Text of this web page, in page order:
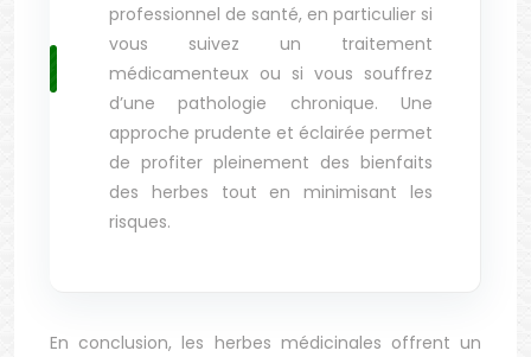
professionnel de santé, en particulier si
vous suivez un traitement
médicamenteux ou si vous souffrez
d’une pathologie chronique. Une
approche prudente et éclairée permet
de profiter pleinement des bienfaits
des herbes tout en minimisant les
risques.
En conclusion, les herbes médicinales offrent un